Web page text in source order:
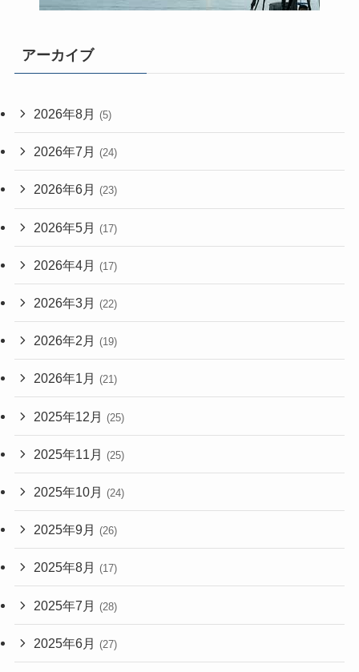
アーカイブ
2026年8月 (5)
2026年7月 (24)
2026年6月 (23)
2026年5月 (17)
2026年4月 (17)
2026年3月 (22)
2026年2月 (19)
2026年1月 (21)
2025年12月 (25)
2025年11月 (25)
2025年10月 (24)
2025年9月 (26)
2025年8月 (17)
2025年7月 (28)
2025年6月 (27)